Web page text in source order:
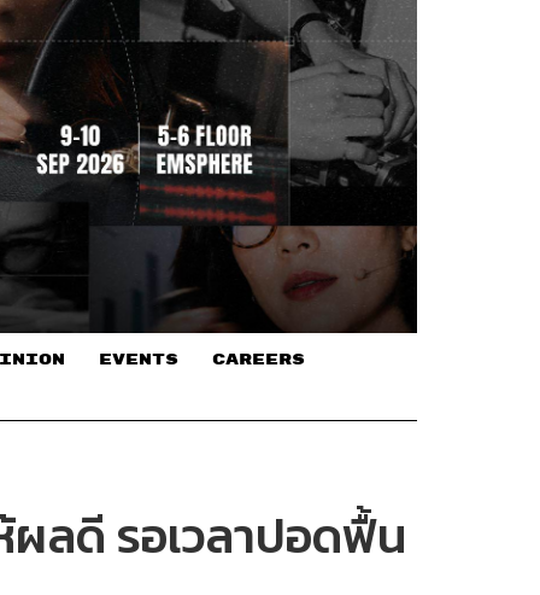
EVENTS CAREERS
ผลดี รอเวลาปอดฟื้น